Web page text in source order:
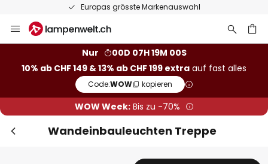
50 Tage kostenlose Retoure
Inhalt
Nur
00D 07H 18M 59S
10% ab CHF 149 & 13% ab CHF 199 extra auf fast alles
Code:WOW kopieren
WOW Week:Bis zu -70%
Wandeinbauleuchten Treppe